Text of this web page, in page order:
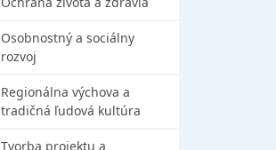
Osobnostný a sociálny
rozvoj
Regionálna výchova a
tradičná ľudová kultúra
Tvorba projektu a